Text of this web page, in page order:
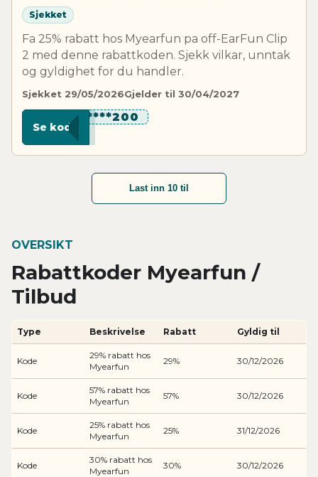
Sjekket
Fa 25% rabatt hos Myearfun pa off-EarFun Clip
2 med denne rabattkoden. Sjekk vilkar, unntak
og gyldighet for du handler.
Sjekket 29/05/2026Gjelder til 30/04/2027
******200
Se kode
Last inn 10 til
OVERSIKT
Rabattkoder Myearfun /
Tilbud
Type Beskrivelse Rabatt Gyldig til
Kode
29% rabatt hos
Myearfun
29% 30/12/2026
Kode
57% rabatt hos
Myearfun
57% 30/12/2026
Kode
25% rabatt hos
Myearfun
25% 31/12/2026
Kode
30% rabatt hos
Myearfun
30% 30/12/2026